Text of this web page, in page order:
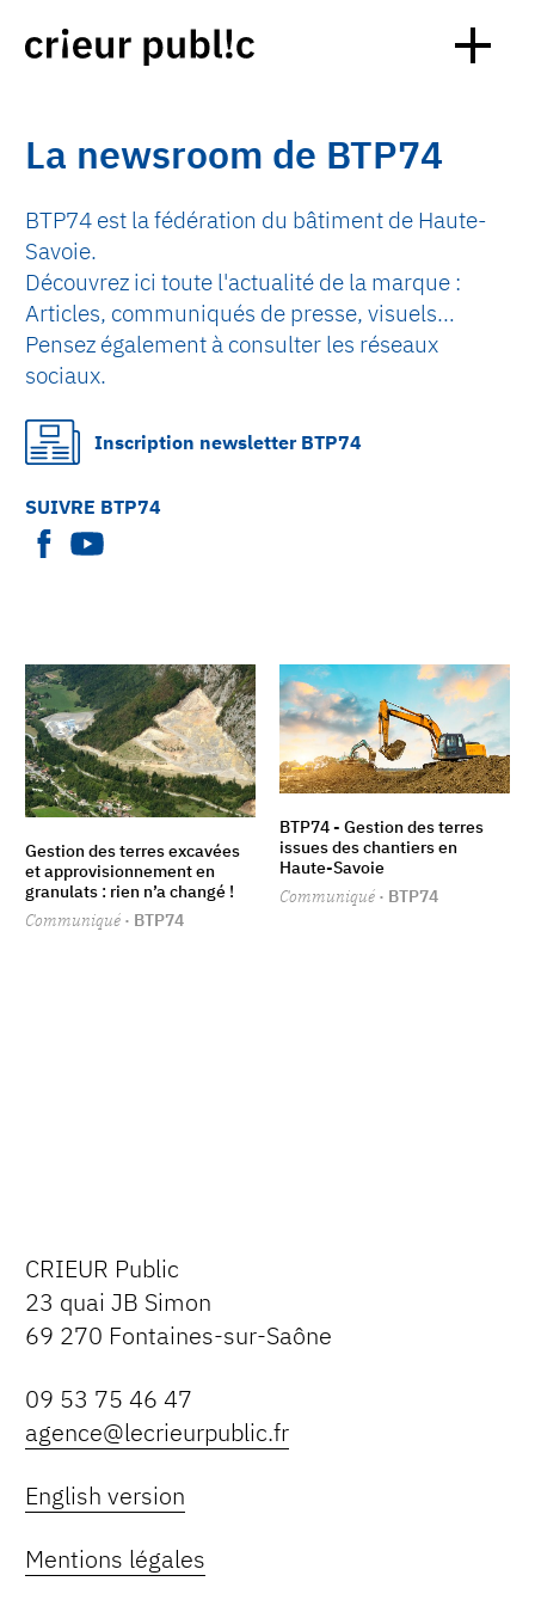
La newsroom de BTP74
BTP74 est la fédération du bâtiment de Haute-
Savoie.
Découvrez ici toute l'actualité de la marque :
Articles, communiqués de presse, visuels…
Pensez également à consulter les réseaux
sociaux.
Inscription newsletter BTP74
SUIVRE BTP74
Gestion des terres excavées
et approvisionnement en
granulats : rien n’a changé !
Communiqué · BTP74
BTP74 - Gestion des terres
issues des chantiers en
Haute-Savoie
Communiqué · BTP74
CRIEUR Public
23 quai JB Simon
69 270 Fontaines-sur-Saône
09 53 75 46 47
agence@lecrieurpublic.fr
English version
Mentions légales